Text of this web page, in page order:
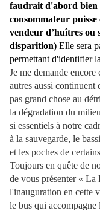
faudrait d'abord bien
consommateur
vendeur d’huîtres ou
disparition) Elle sera
permettant d'identifier
Je me demande
autres aussi continuent
pas grand chose au
la dégradation du
si essentiels à notre
à la sauvegarde, le
et les poches de
Toujours en quête de
de vous présenter «
l'inauguration en cette
le bus qui